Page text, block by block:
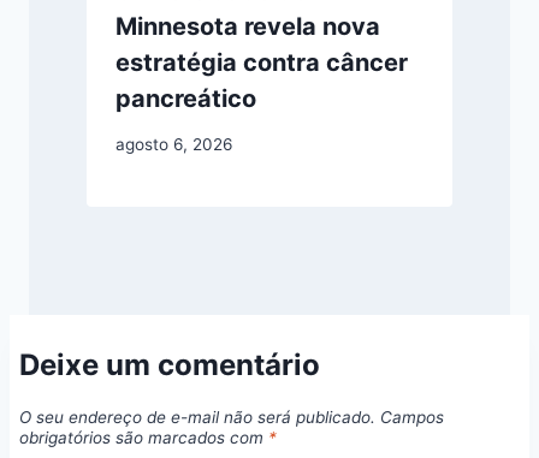
Minnesota revela nova
estratégia contra câncer
pancreático
agosto 6, 2026
Deixe um comentário
O seu endereço de e-mail não será publicado. Campos
obrigatórios são marcados com *